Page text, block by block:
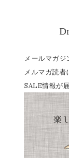
メールマガジ
メルマガ読
SALE情報が